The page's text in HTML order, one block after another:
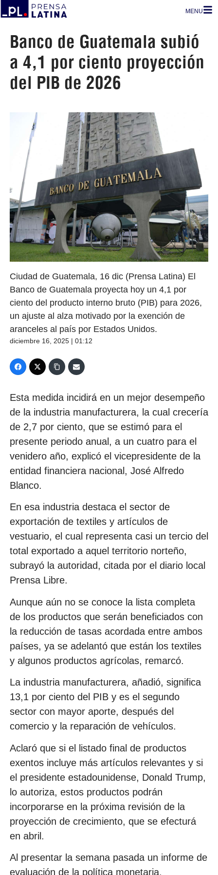
MENU
Banco de Guatemala subió
a 4,1 por ciento proyección
del PIB de 2026
Ciudad de Guatemala, 16 dic (Prensa Latina) El
Banco de Guatemala proyecta hoy un 4,1 por
ciento del producto interno bruto (PIB) para 2026,
un ajuste al alza motivado por la exención de
aranceles al país por Estados Unidos.
diciembre 16, 2025 | 01:12
Esta medida incidirá en un mejor desempeño
de la industria manufacturera, la cual crecería
de 2,7 por ciento, que se estimó para el
presente periodo anual, a un cuatro para el
venidero año, explicó el vicepresidente de la
entidad financiera nacional, José Alfredo
Blanco.
En esa industria destaca el sector de
exportación de textiles y artículos de
vestuario, el cual representa casi un tercio del
total exportado a aquel territorio norteño,
subrayó la autoridad, citada por el diario local
Prensa Libre.
Aunque aún no se conoce la lista completa
de los productos que serán beneficiados con
la reducción de tasas acordada entre ambos
países, ya se adelantó que están los textiles
y algunos productos agrícolas, remarcó.
La industria manufacturera, añadió, significa
13,1 por ciento del PIB y es el segundo
sector con mayor aporte, después del
comercio y la reparación de vehículos.
Aclaró que si el listado final de productos
exentos incluye más artículos relevantes y si
el presidente estadounidense, Donald Trump,
lo autoriza, estos productos podrán
incorporarse en la próxima revisión de la
proyección de crecimiento, que se efecturá
en abril.
Al presentar la semana pasada un informe de
evaluación de la política monetaria,